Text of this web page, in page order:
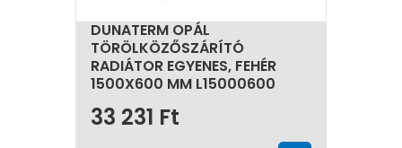
DUNATERM OPÁL
TÖRÖLKÖZŐSZÁRÍTÓ
RADIÁTOR EGYENES, FEHÉR
1500X600 MM L15000600
33 231 Ft